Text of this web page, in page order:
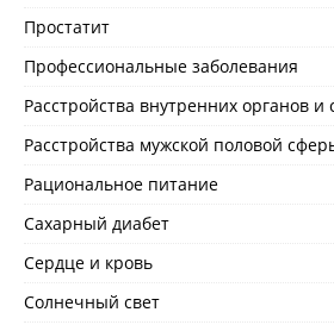
Простатит
Профессиональные заболевания
Расстройства внутренних органов
Расстройства мужской половой
Рациональное питание
Сахарный диабет
Сердце и кровь
Солнечный свет